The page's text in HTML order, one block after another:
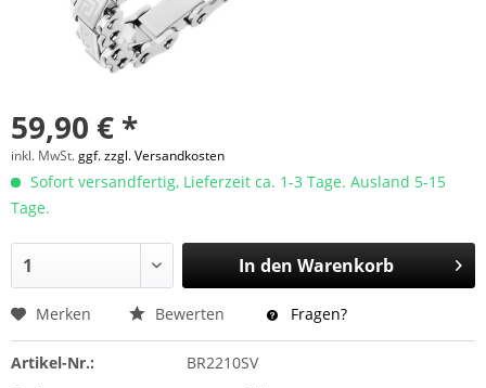
59,90 € *
inkl. MwSt.ggf. zzgl. Versandkosten
Sofort versandfertig, Lieferzeit ca. 1-3 Tage. Ausland 5-15
Tage.
In den Warenkorb
Merken Bewerten Fragen?
Artikel-Nr.:
BR2210SV